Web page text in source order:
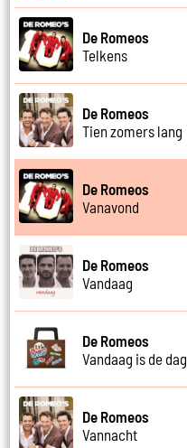
De Romeos
Telkens
De Romeos
Tien zomers lang
De Romeos
Vanavond
De Romeos
Vandaag
De Romeos
Vandaag is de dag
De Romeos
Vannacht